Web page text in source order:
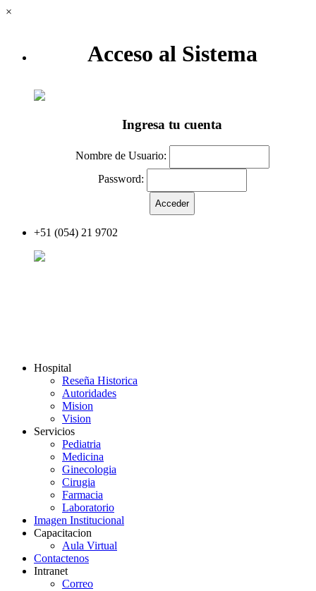
×
Acceso al Sistema
Ingresa tu cuenta
Nombre de Usuario:
Password:
+51 (054) 21 9702
Hospital
Reseña Historica
Autoridades
Mision
Vision
Servicios
Pediatria
Medicina
Ginecologia
Cirugia
Farmacia
Laboratorio
Imagen Institucional
Capacitacion
Aula Virtual
Contactenos
Intranet
Correo